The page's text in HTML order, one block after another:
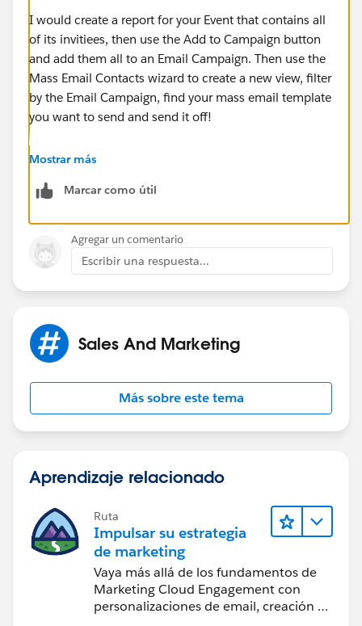
I would create a report for your Event that contains all
of its invitiees, then use the Add to Campaign button
and add them all to an Email Campaign. Then use the
Mass Email Contacts wizard to create a new view, filter
by the Email Campaign, find your mass email template
you want to send and send it off!
Here is more info on mass emails:
https://help.salesforce.com/apex/HTViewHelpDoc?
Mostrar más
Marcar como útil
Agregar un comentario
Escribir una respuesta...
Sales And Marketing
Más sobre este tema
Aprendizaje relacionado
Ruta
Impulsar su estrategia
de marketing
Vaya más allá de los fundamentos de
Marketing Cloud Engagement con
personalizaciones de email, creación de